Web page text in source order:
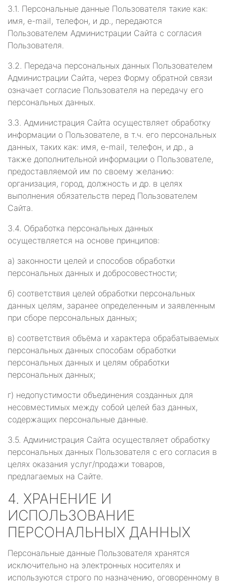
3.1. Персональные данные Пользователя такие как:
имя, e-mail, телефон, и др., передаются
Пользователем Администрации Сайта с согласия
Пользователя.
3.2. Передача персональных данных Пользователем
Администрации Сайта, через Форму обратной связи
означает согласие Пользователя на передачу его
персональных данных.
3.3. Администрация Сайта осуществляет обработку
информации о Пользователе, в т.ч. его персональных
данных, таких как: имя, e-mail, телефон, и др., а
также дополнительной информации о Пользователе,
предоставляемой им по своему желанию:
организация, город, должность и др. в целях
выполнения обязательств перед Пользователем
Сайта.
3.4. Обработка персональных данных
осуществляется на основе принципов:
а) законности целей и способов обработки
персональных данных и добросовестности;
б) соответствия целей обработки персональных
данных целям, заранее определенным и заявленным
при сборе персональных данных;
в) соответствия объёма и характера обрабатываемых
персональных данных способам обработки
персональных данных и целям обработки
персональных данных;
г) недопустимости объединения созданных для
несовместимых между собой целей баз данных,
содержащих персональные данные.
3.5. Администрация Сайта осуществляет обработку
персональных данных Пользователя с его согласия в
целях оказания услуг/продажи товаров,
предлагаемых на Сайте.
4. ХРАНЕНИЕ И
ИСПОЛЬЗОВАНИЕ
ПЕРСОНАЛЬНЫХ ДАННЫХ
Персональные данные Пользователя хранятся
исключительно на электронных носителях и
используются строго по назначению, оговоренному в